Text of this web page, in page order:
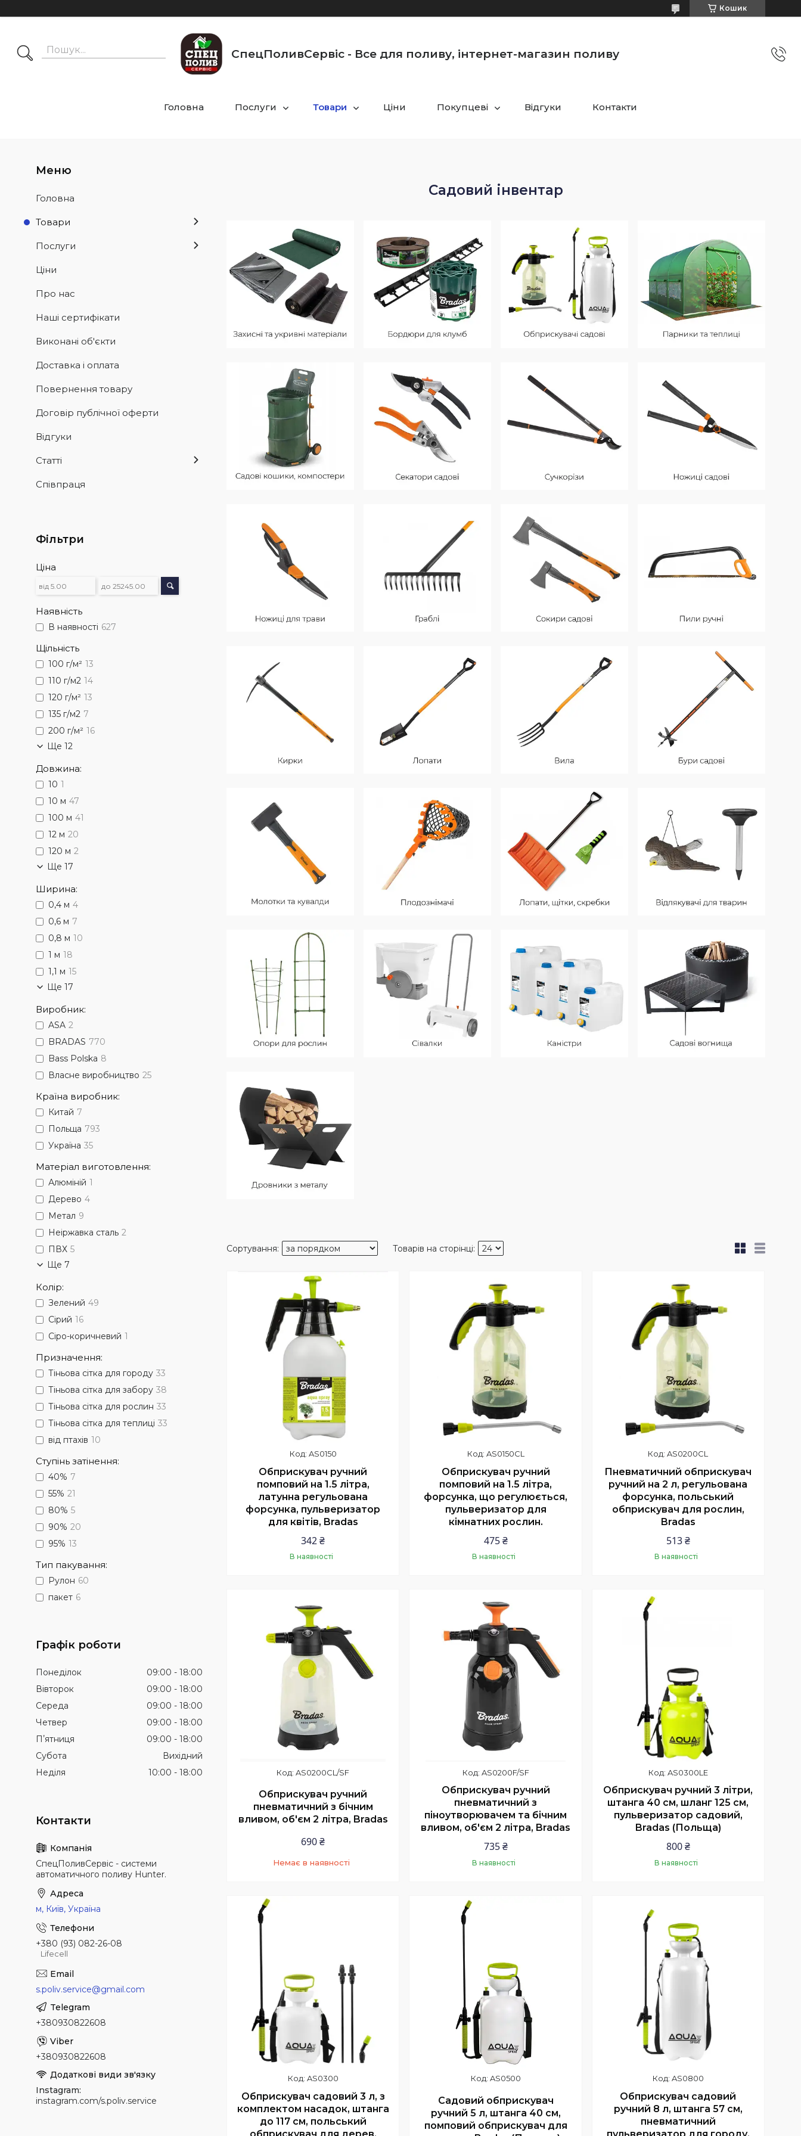
Кошик
СпецПоливСервіс - Все для поливу, інтернет-магазин поливу
Головна Послуги Товари Ціни Покупцеві Відгуки Контакти
Садовий інвентар
AS0150
Обприскувач ручний
помповий на 1.5 літра,
латунна регульована
форсунка, пульверизатор
для квітів, Bradas
342 ₴
В наявності
AS0150CL
Обприскувач ручний
помповий на 1.5 літра,
форсунка, що регулюється,
пульверизатор для
кімнатних рослин.
475 ₴
В наявності
AS0200CL
Пневматичний обприскувач
ручний на 2 л, регульована
форсунка, польський
обприскувач для рослин,
Bradas
513 ₴
В наявності
AS0200CL/SF
Обприскувач ручний
пневматичний з бічним
вливом, об'єм 2 літра, Bradas
690 ₴
Немає в наявності
AS0200F/SF
Обприскувач ручний
пневматичний з
піноутворювачем та бічним
вливом, об'єм 2 літра, Bradas
735 ₴
В наявності
AS0300LE
Обприскувач ручний 3 літри,
штанга 40 см, шланг 125 см,
пульверизатор садовий,
Bradas (Польща)
800 ₴
В наявності
AS0300
Обприскувач садовий 3 л, з
комплектом насадок, штанга
до 117 см, польський
AS0500
Садовий обприскувач
ручний 5 л, штанга 40 см,
помповий обприскувач для
AS0800
Обприскувач садовий
ручний 8 л, штанга 57 см,
пневматичний
Головна
Товари
Послуги
Ціни
Про нас
Наші сертифікати
Виконані об'єкти
Доставка і оплата
Повернення товару
Договір публічної оферти
Відгуки
Статті
Співпраця
Фільтри
Ціна
Наявність
В наявності 627
Щільність
100 г/м² 13
110 г/м2 14
120 г/м² 13
135 г/м2 7
200 г/м² 16
Ще 12
Довжина:
10 1
10 м 47
100 м 41
12 м 20
120 м 2
Ще 17
Ширина:
0,4 м 4
0,6 м 7
0,8 м 10
1 м 18
1,1 м 15
Ще 17
Виробник:
ASA 2
BRADAS 770
Bass Polska 8
Власне виробництво 25
Країна виробник:
Китай 7
Польща 793
Україна 35
Матеріал виготовлення:
Алюміній 1
Дерево 4
Метал 9
Неіржавка сталь 2
ПВХ 5
Ще 7
Колір:
Зелений 49
Сірий 16
Сіро-коричневий 1
Призначення:
Тіньова сітка для городу 33
Тіньова сітка для забору 38
Тіньова сітка для рослин 33
Тіньова сітка для теплиці 33
від птахів 10
Ступінь затінення:
40% 7
55% 21
80% 5
90% 20
95% 13
Тип пакування:
Рулон 60
пакет 6
Графік роботи
Понеділок 09:00
18:00
Вівторок
09:00
18:00
Середа
09:00
18:00
Четвер
09:00
18:00
Пʼятниця
09:00
18:00
Субота
Вихідний
Неділя
10:00 18:00
СпецПоливСервіс - cистеми
автоматичного поливу Hunter.
м, Київ, Україна
+380 (93) 082-26-08
Lifecell
s.poliv.service@gmail.com
+380930822608
+380930822608
Instagram
instagram.com/s.poliv.service